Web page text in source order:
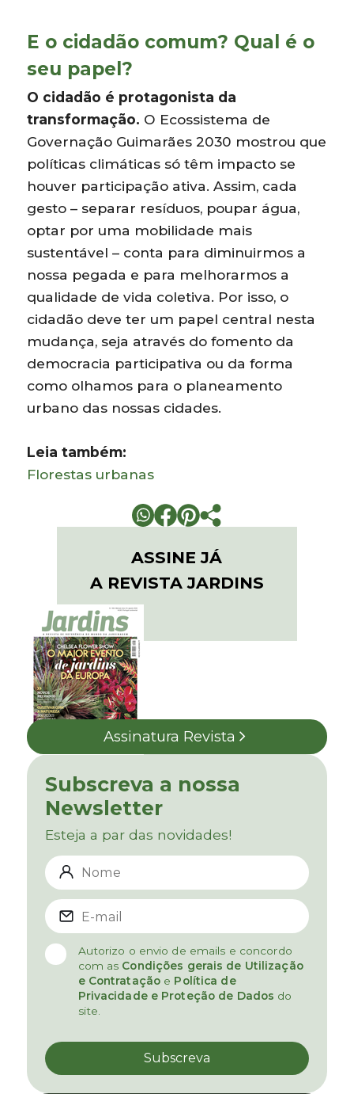
E o cidadão comum? Qual é o
seu papel?
O cidadão é protagonista da
transformação. O Ecossistema de
Governação Guimarães 2030 mostrou que
políticas climáticas só têm impacto se
houver participação ativa. Assim, cada
gesto – separar resíduos, poupar água,
optar por uma mobilidade mais
sustentável – conta para diminuirmos a
nossa pegada e para melhorarmos a
qualidade de vida coletiva. Por isso, o
cidadão deve ter um papel central nesta
mudança, seja através do fomento da
democracia participativa ou da forma
como olhamos para o planeamento
urbano das nossas cidades.
Leia também:
Florestas urbanas
ASSINE JÁ
A REVISTA JARDINS
Assinatura Revista
Subscreva a nossa
Newsletter
Esteja a par das novidades!
Autorizo o envio de emails e concordo
com as Condições gerais de Utilização
e Contratação e Política de
Privacidade e Proteção de Dados do
site.